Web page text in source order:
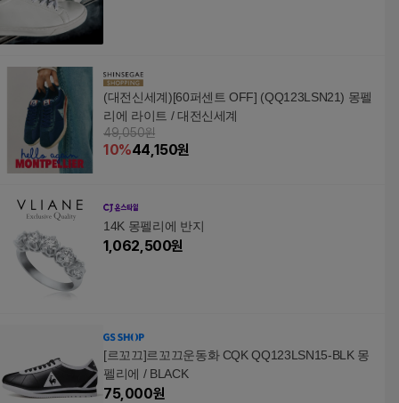
(대전신세계)[60퍼센트 OFF] (QQ123LSN21) 몽펠
리에 라이트 / 대전신세계
49,050원
10%44,150원
14K 몽펠리에 반지
1,062,500원
[르꼬끄]르꼬끄운동화 CQK QQ123LSN15-BLK 몽
펠리에 / BLACK
75,000원